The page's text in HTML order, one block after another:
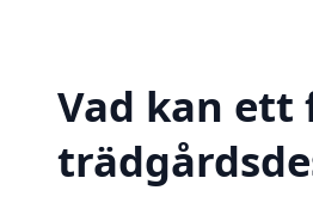
Vad kan ett